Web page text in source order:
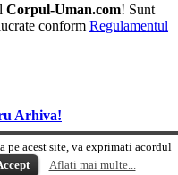
Corpul-Uman.com! Sunt
conform Regulamentul
Arhiva!
pe acest site, va exprimati acordul
Aflati mai multe...